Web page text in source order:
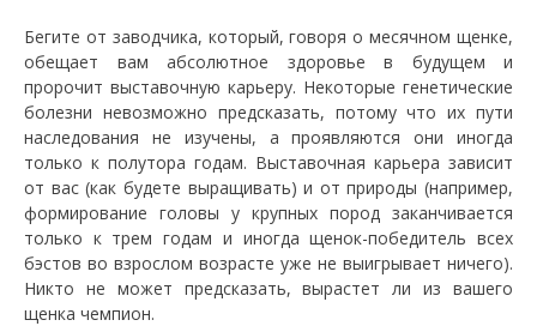
Бегите от заводчика, который, говоря о месячном щенке,
обещает вам абсолютное здоровье в будущем и
пророчит выставочную карьеру. Некоторые генетические
болезни невозможно предсказать, потому что их пути
наследования не изучены, а проявляются они иногда
только к полутора годам. Выставочная карьера зависит
от вас (как будете выращивать) и от природы (например,
формирование головы у крупных пород заканчивается
только к трем годам и иногда щенок-победитель всех
бэстов во взрослом возрасте уже не выигрывает ничего).
Никто не может предсказать, вырастет ли из вашего
щенка чемпион.